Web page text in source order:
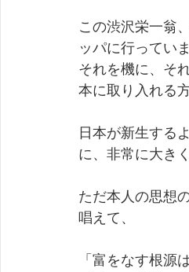
この渋沢栄一翁
ッパに行っていま
それを機に、そ
本に取り入れる
日本が新生する
に、非常に大き
ただ本人の思想
唱えて、
「富をなす根源